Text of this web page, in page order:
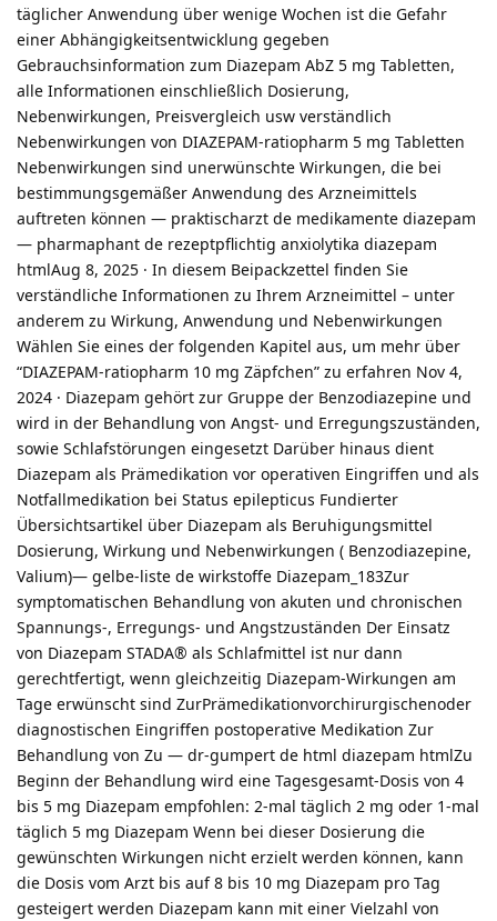
täglicher Anwendung über wenige Wochen ist die Gefahr
einer Abhängigkeitsentwicklung gegeben
Gebrauchsinformation zum Diazepam AbZ 5 mg Tabletten,
alle Informationen einschließlich Dosierung,
Nebenwirkungen, Preisvergleich usw verständlich
Nebenwirkungen von DIAZEPAM-ratiopharm 5 mg Tabletten
Nebenwirkungen sind unerwünschte Wirkungen, die bei
bestimmungsgemäßer Anwendung des Arzneimittels
auftreten können — praktischarzt de medikamente diazepam
— pharmaphant de rezeptpflichtig anxiolytika diazepam
htmlAug 8, 2025 · In diesem Beipackzettel finden Sie
verständliche Informationen zu Ihrem Arzneimittel – unter
anderem zu Wirkung, Anwendung und Nebenwirkungen
Wählen Sie eines der folgenden Kapitel aus, um mehr über
“DIAZEPAM-ratiopharm 10 mg Zäpfchen” zu erfahren Nov 4,
2024 · Diazepam gehört zur Gruppe der Benzodiazepine und
wird in der Behandlung von Angst- und Erregungszuständen,
sowie Schlafstörungen eingesetzt Darüber hinaus dient
Diazepam als Prämedikation vor operativen Eingriffen und als
Notfallmedikation bei Status epilepticus Fundierter
Übersichtsartikel über Diazepam als Beruhigungsmittel
Dosierung, Wirkung und Nebenwirkungen ( Benzodiazepine,
Valium)— gelbe-liste de wirkstoffe Diazepam_183Zur
symptomatischen Behandlung von akuten und chronischen
Spannungs-, Erregungs- und Angstzuständen Der Einsatz
von Diazepam STADA® als Schlafmittel ist nur dann
gerechtfertigt, wenn gleichzeitig Diazepam-Wirkungen am
Tage erwünscht sind ZurPrämedikationvorchirurgischenoder
diagnostischen Eingriffen postoperative Medikation Zur
Behandlung von Zu — dr-gumpert de html diazepam htmlZu
Beginn der Behandlung wird eine Tagesgesamt-Dosis von 4
bis 5 mg Diazepam empfohlen: 2-mal täglich 2 mg oder 1-mal
täglich 5 mg Diazepam Wenn bei dieser Dosierung die
gewünschten Wirkungen nicht erzielt werden können, kann
die Dosis vom Arzt bis auf 8 bis 10 mg Diazepam pro Tag
gesteigert werden Diazepam kann mit einer Vielzahl von